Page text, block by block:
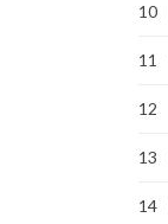
10
11
12
13
14